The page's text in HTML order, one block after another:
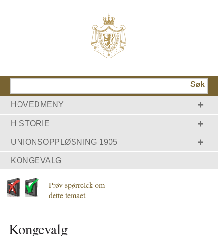
Søk
HOVEDMENY
HJEM
KONGEHUSET
MONARKIET
SLOTTET
HISTORIE
HISTORIE
TIDLIGERE KONGER
2. VERDENSKRIG
UNIONSOPPLØSNING 1905
LØSRIVELSE
KONGEVALG
UNION OG GRUNNLOV 1814
KRONING OG SIGNING
KONGELIGE SYMBOLER: REGALIENE
Prøv spørrelek om
dette temaet
Kongevalg